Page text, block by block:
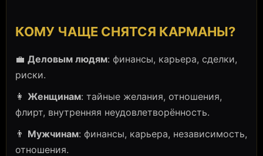
КОМУ ЧАЩЕ СНЯТСЯ КАРМАНЫ?
💼 Деловым людям: финансы, карьера, сделки,
риски.
👩 Женщинам: тайные желания, отношения,
флирт, внутренняя неудовлетворённость.
👨 Мужчинам: финансы, карьера, независимость,
отношения.